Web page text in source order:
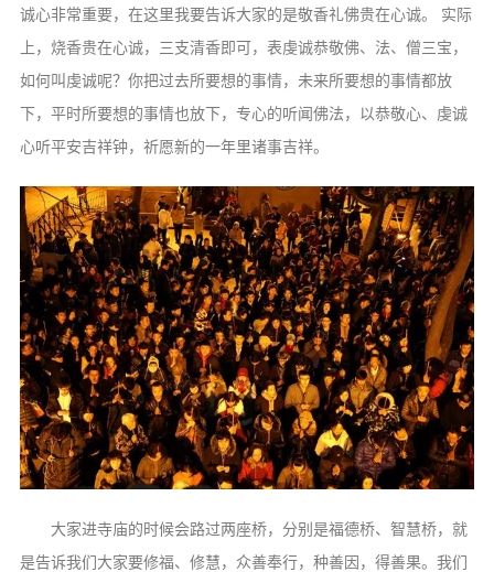
西园风光
下院风采
诚心非常重要，在这里我要告诉大家的是敬香礼佛贵在心诚。 实际
上，烧香贵在心诚，三支清香即可，表虔诚恭敬佛、法、僧三宝，
如何叫虔诚呢？你把过去所要想的事情，未来所要想的事情都放
下，平时所要想的事情也放下，专心的听闻佛法，以恭敬心、虔诚
心听平安吉祥钟，祈愿新的一年里诸事吉祥。
大家进寺庙的时候会路过两座桥，分别是福德桥、智慧桥，就
是告诉我们大家要修福、修慧，众善奉行，种善因，得善果。我们